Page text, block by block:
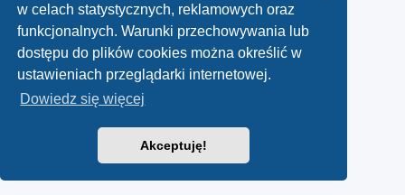
w celach statystycznych, reklamowych oraz
funkcjonalnych. Warunki przechowywania lub
dostępu do plików cookies można określić w
ustawieniach przeglądarki internetowej.
Dowiedz się więcej
Akceptuję!